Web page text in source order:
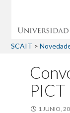
SCAIT >
PICT
1 JUNIO,